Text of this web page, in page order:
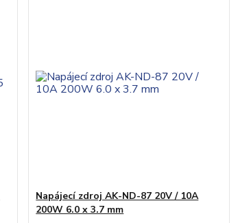
Napájecí zdroj AK-ND-87 20V / 10A
200W 6.0 x 3.7 mm